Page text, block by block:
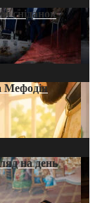
сніданок
Мефодія
на день